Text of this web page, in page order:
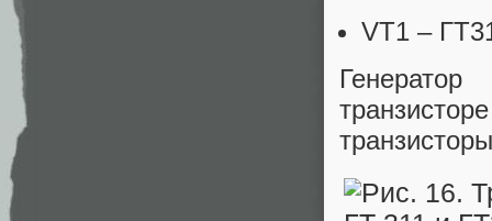
VT1 –